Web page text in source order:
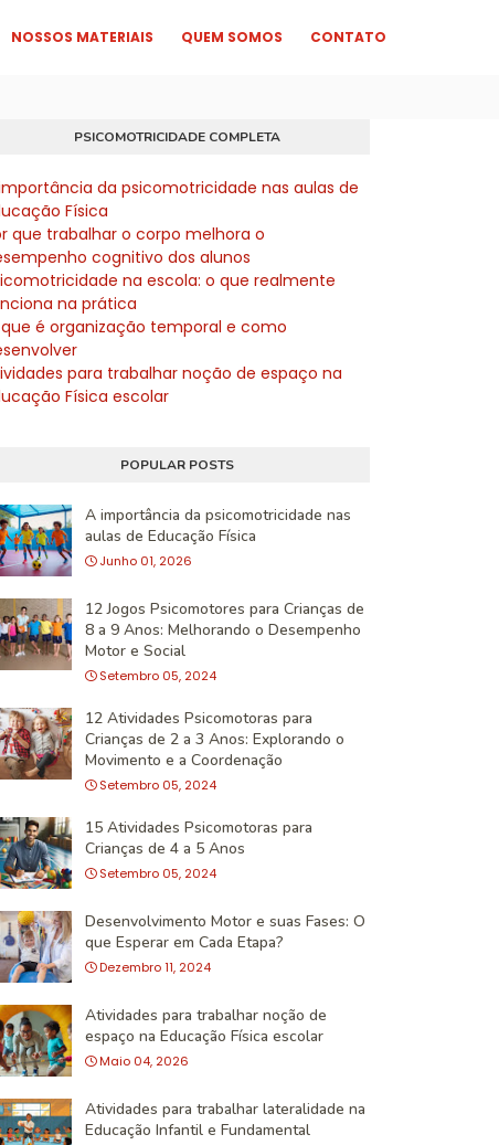
NOSSOS MATERIAIS QUEM SOMOS CONTATO
PSICOMOTRICIDADE COMPLETA
da psicomotricidade nas aulas de
Física
que trabalhar o corpo melhora o
cognitivo dos alunos
na escola: o que realmente
na prática
é organização temporal e como
para trabalhar noção de espaço na
Física escolar
POPULAR POSTS
A importância da psicomotricidade nas
aulas de Educação Física
Junho 01, 2026
12 Jogos Psicomotores para Crianças de
8 a 9 Anos: Melhorando o Desempenho
Motor e Social
Setembro 05, 2024
12 Atividades Psicomotoras para
Crianças de 2 a 3 Anos: Explorando o
Movimento e a Coordenação
Setembro 05, 2024
15 Atividades Psicomotoras para
Crianças de 4 a 5 Anos
Setembro 05, 2024
Desenvolvimento Motor e suas Fases: O
que Esperar em Cada Etapa?
Dezembro 11, 2024
Atividades para trabalhar noção de
espaço na Educação Física escolar
Maio 04, 2026
Atividades para trabalhar lateralidade na
Educação Infantil e Fundamental